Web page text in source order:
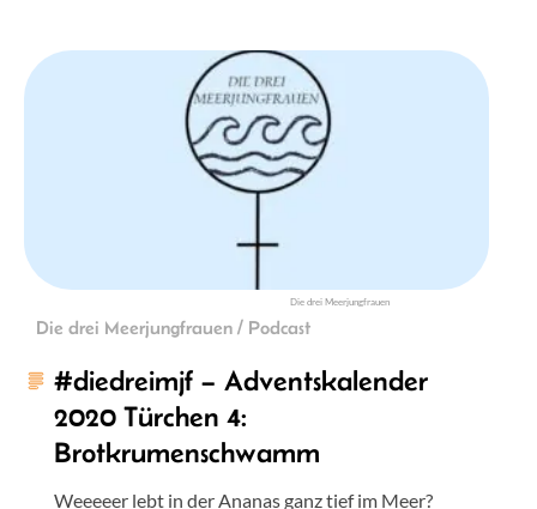
Die drei Meerjungfrauen
Die drei Meerjungfrauen / Podcast
#diedreimjf – Adventskalender
2020 Türchen 4:
Brotkrumenschwamm
Weeeeer lebt in der Ananas ganz tief im Meer?